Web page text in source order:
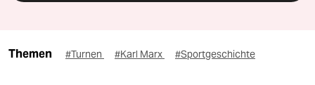
Themen #Turnen #Karl Marx #Sportgeschichte